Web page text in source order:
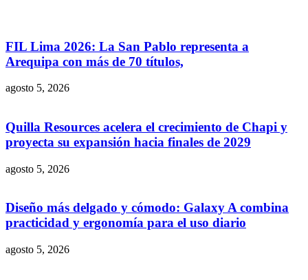
FIL Lima 2026: La San Pablo representa a
Arequipa con más de 70 títulos,
agosto 5, 2026
Quilla Resources acelera el crecimiento de Chapi y
proyecta su expansión hacia finales de 2029
agosto 5, 2026
Diseño más delgado y cómodo: Galaxy A combina
practicidad y ergonomía para el uso diario
agosto 5, 2026